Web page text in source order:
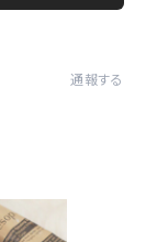
通報する